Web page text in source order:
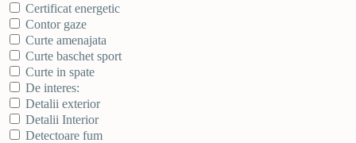
Certificat energetic
Contor gaze
Curte amenajata
Curte baschet sport
Curte in spate
De interes:
Detalii exterior
Detalii Interior
Detectoare fum